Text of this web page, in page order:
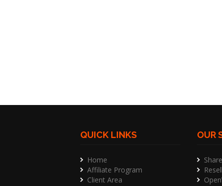
QUICK LINKS
Home
Affiliate Program
Client Area
OUR